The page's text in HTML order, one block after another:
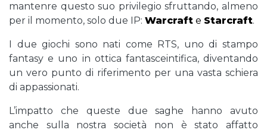
mantenre questo suo privilegio sfruttando, almeno
per il momento, solo due IP: Warcraft e Starcraft.
I due giochi sono nati come RTS, uno di stampo
fantasy e uno in ottica fantasceintifica, diventando
un vero punto di riferimento per una vasta schiera
di appassionati.
L’impatto che queste due saghe hanno avuto
anche sulla nostra società non è stato affatto